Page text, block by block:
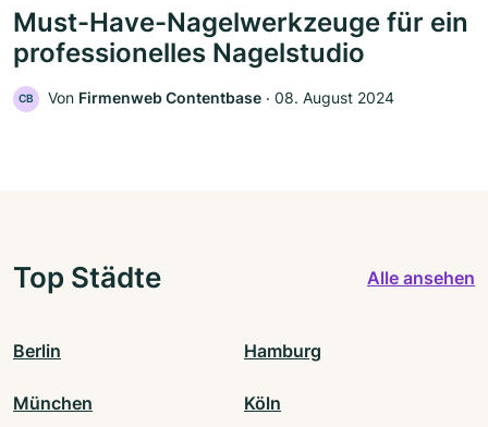
Must-Have-Nagelwerkzeuge für ein
professionelles Nagelstudio
CB Von Firmenweb Contentbase ‧ 08. August 2024
Top Städte Alle ansehen
Berlin Hamburg
München Köln